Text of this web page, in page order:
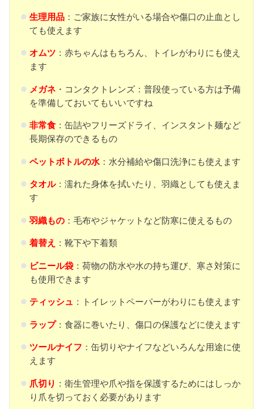
生理用品：ご家族に女性がいる場合や傷口の止血とし
ても使えます
オムツ ：赤ちゃんはもちろん、トイレがわりにも使え
ます
メガネ・コンタクトレンズ：普段使っている方は予備
を準備しておいてもいいですね
非常食：缶詰やフリーズドライ、インスタント麺など
長期保存のできるもの
ペットボトルの水：水分補給や傷口洗浄にも使えます
タオル：濡れた身体を拭いたり、羽織としても使えま
す
羽織もの：毛布やジャケットなど防寒に使えるもの
着替え ：靴下や下着類
ビニール袋：荷物の防水や水の持ち運び、寒さ対策に
も使用できます
ティッシュ ：トイレットペーパーがわりにも使えます
ラップ：食器に巻いたり、傷口の保護などに使えます
ツールナイフ ：缶切りやナイフなどいろんな用途に使
えます
爪切り ：衛生管理や爪や指を保護するためにはしっか
り爪を切っておく必要があります